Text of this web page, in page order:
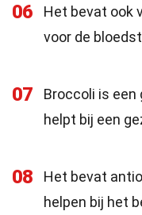
06
Het bevat ook
voor de
07
Broccoli is een
helpt bij een
08
Het bevat
helpen bij het